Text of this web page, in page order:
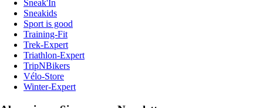
Sneak'In
Sneakids
Sport is good
Training-Fit
Trek-Expert
Triathlon-Expert
TripNBikers
Vélo-Store
Winter-Expert